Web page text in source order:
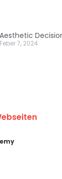
Aesthetic
Feber 7, 2024